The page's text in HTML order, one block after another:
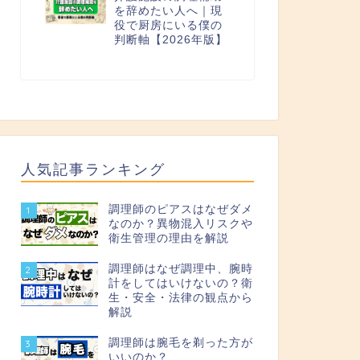
を辞めたい人へ｜現
役で厨房にいる僕の
判断軸【2026年版】
人気記事ランキング
1
調理師のピアスはなぜダメ
なのか？異物混入リスクや
衛生管理の理由を解説
2
調理師はなぜ調理中、腕時
計をしてはいけないの？衛
生・安全・法律の観点から
解説
3
調理師は腕毛を剃った方が
いいのか？